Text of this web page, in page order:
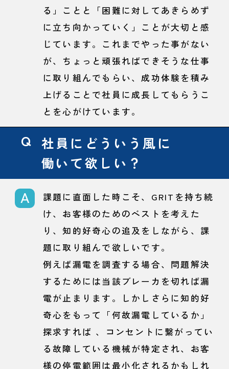
る」ことと「困難に対してあきらめず
に立ち向かっていく」ことが大切と感
じています。これまでやった事がない
が、ちょっと頑張ればできそうな仕事
に取り組んでもらい、成功体験を積み
上げることで社員に成長してもらうこ
とを心がけています。
社員にどういう風に
働いて欲しい？
課題に直面した時こそ、GRITを持ち続
け、お客様のためのベストを考えた
り、知的好奇心の追及をしながら、課
題に取り組んで欲しいです。
例えば漏電を調査する場合、問題解決
するためには当該ブレーカを切れば漏
電が止まります。しかしさらに知的好
奇心をもって「何故漏電しているか」
探求すれば 、コンセントに繋がってい
る故障している機械が特定され、お客
様の停電範囲は最小化されるかもしれ